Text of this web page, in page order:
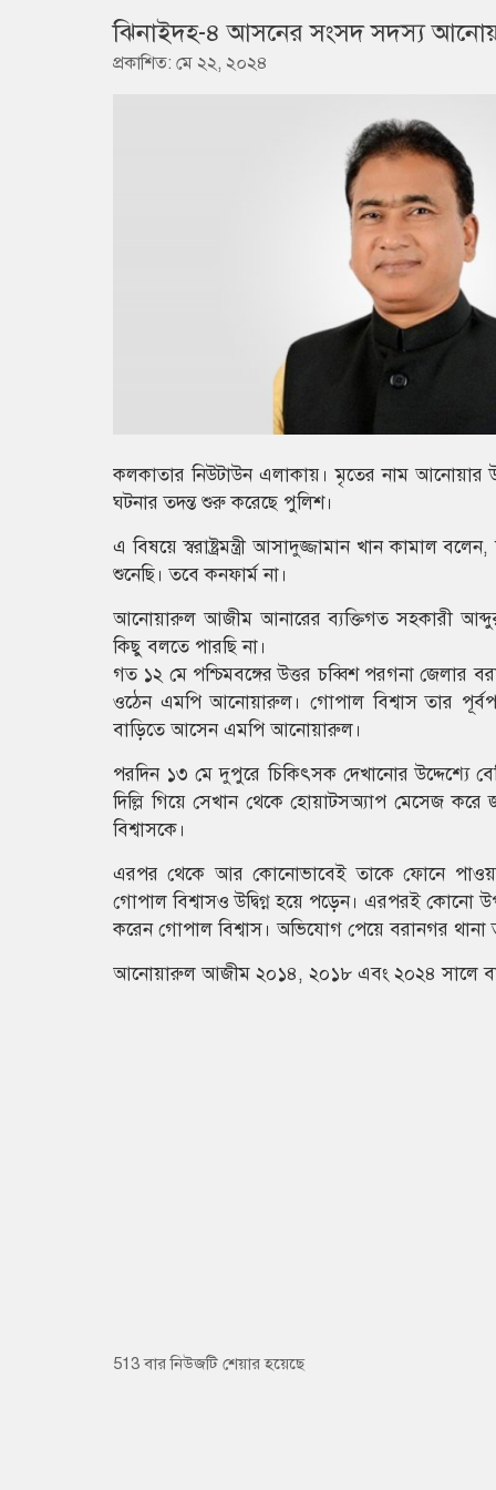
ঝিনাইদহ-৪ আসনের সংসদ সদস্য
প্রকাশিত: মে ২২, ২০২৪
কলকাতার নিউটাউন এলাকায়। মৃতের নাম আনোয়ার
ঘটনার তদন্ত শুরু করেছে পুলিশ।
এ বিষয়ে স্বরাষ্ট্রমন্ত্রী আসাদুজ্জামান খান
শুনেছি। তবে কনফার্ম না।
আনোয়ারুল আজীম আনারের ব্যক্তিগত সহকারী
কিছু বলতে পারছি না।
গত ১২ মে পশ্চিমবঙ্গের উত্তর চব্বিশ পরগনা জেলার
ওঠেন এমপি আনোয়ারুল। গোপাল বিশ্বাস তার
বাড়িতে আসেন এমপি আনোয়ারুল।
পরদিন ১৩ মে দুপুরে চিকিৎসক দেখানোর উদ্দেশ্যে
দিল্লি গিয়ে সেখান থেকে হোয়াটসঅ্যাপ মেসেজ
বিশ্বাসকে।
এরপর থেকে আর কোনোভাবেই তাকে ফোনে পাওয়া
গোপাল বিশ্বাসও উদ্বিগ্ন হয়ে পড়েন। এরপরই কোনো
করেন গোপাল বিশ্বাস। অভিযোগ পেয়ে বরানগর থানা
আনোয়ারুল আজীম ২০১৪, ২০১৮ এবং ২০২৪ সালে
513 বার নিউজটি শেয়ার হয়েছে